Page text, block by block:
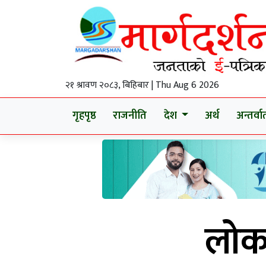
२१ श्रावण २०८३, बिहिबार | Thu Aug 6 2026
गृहपृष्ठ राजनीति देश अर्थ